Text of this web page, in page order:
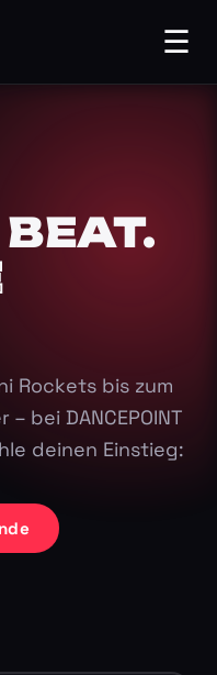
☰
Rockets bis zum
bei DANCEPOINT
deinen Einstieg: